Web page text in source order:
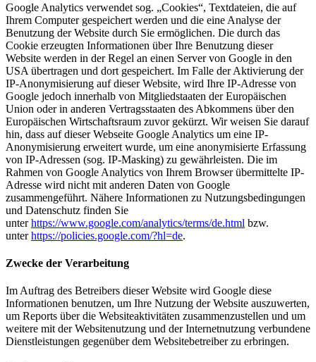
Google Analytics verwendet sog. „Cookies“, Textdateien, die auf
Ihrem Computer gespeichert werden und die eine Analyse der
Benutzung der Website durch Sie ermöglichen. Die durch das
Cookie erzeugten Informationen über Ihre Benutzung dieser
Website werden in der Regel an einen Server von Google in den
USA übertragen und dort gespeichert. Im Falle der Aktivierung der
IP-Anonymisierung auf dieser Website, wird Ihre IP-Adresse von
Google jedoch innerhalb von Mitgliedstaaten der Europäischen
Union oder in anderen Vertragsstaaten des Abkommens über den
Europäischen Wirtschaftsraum zuvor gekürzt. Wir weisen Sie darauf
hin, dass auf dieser Webseite Google Analytics um eine IP-
Anonymisierung erweitert wurde, um eine anonymisierte Erfassung
von IP-Adressen (sog. IP-Masking) zu gewährleisten. Die im
Rahmen von Google Analytics von Ihrem Browser übermittelte IP-
Adresse wird nicht mit anderen Daten von Google
zusammengeführt. Nähere Informationen zu Nutzungsbedingungen
und Datenschutz finden Sie
unterhttps://www.google.com/analytics/terms/de.html bzw.
unterhttps://policies.google.com/?hl=de.
Zwecke der Verarbeitung
Im Auftrag des Betreibers dieser Website wird Google diese
Informationen benutzen, um Ihre Nutzung der Website auszuwerten,
um Reports über die Websiteaktivitäten zusammenzustellen und um
weitere mit der Websitenutzung und der Internetnutzung verbundene
Dienstleistungen gegenüber dem Websitebetreiber zu erbringen.